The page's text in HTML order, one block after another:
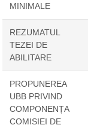
MINIMALE
REZUMATUL
TEZEI DE
ABILITARE
PROPUNEREA
UBB PRIVIND
COMPONENȚA
COMISIEI DE